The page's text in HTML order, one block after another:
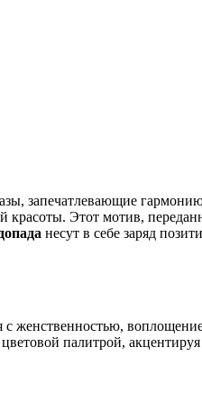
запечатлевающие
красоты. Этот мотив,
несут в себе заряд
женственностью,
палитрой, акцентируя